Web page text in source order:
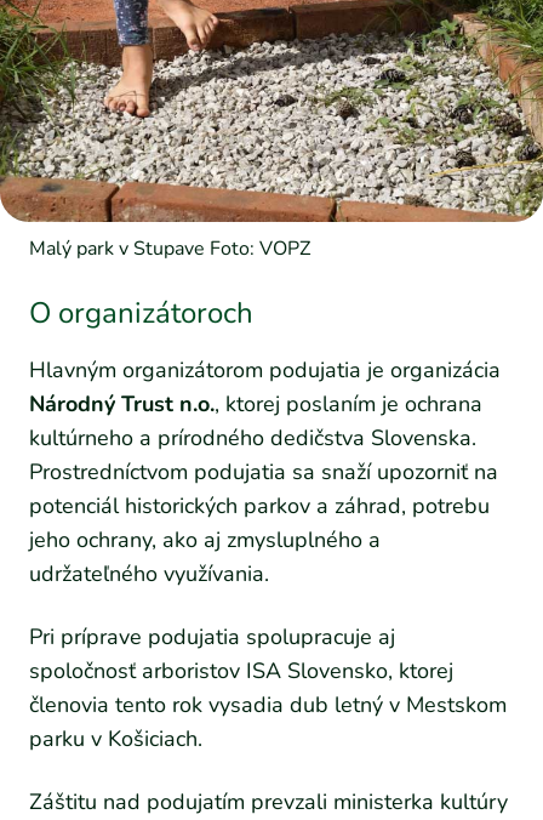
Malý park v Stupave Foto: VOPZ
O organizátoroch
Hlavným organizátorom podujatia je organizácia
Národný Trust n.o., ktorej poslaním je ochrana
kultúrneho a prírodného dedičstva Slovenska.
Prostredníctvom podujatia sa snaží upozorniť na
potenciál historických parkov a záhrad, potrebu
jeho ochrany, ako aj zmysluplného a
udržateľného využívania.
Pri príprave podujatia spolupracuje aj
spoločnosť arboristov ISA Slovensko, ktorej
členovia tento rok vysadia dub letný v Mestskom
parku v Košiciach.
Záštitu nad podujatím prevzali ministerka kultúry